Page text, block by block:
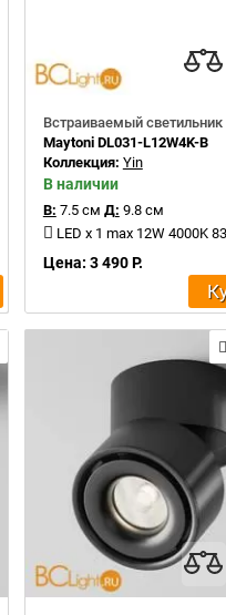
Встраиваемый светильник
Maytoni DL031-L12W4K-B
Коллекция: Yin
В наличии
В: 7.5 см Д: 9.8 см
LED x 1 max 12W 4000K
Цена: 3 490 Р.